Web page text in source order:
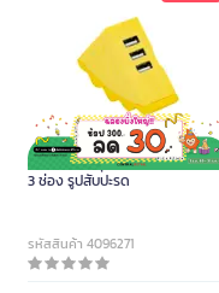
ME.STYLE อุปกรณ์ต่อพ่วง USB
3 ช่อง รูปสับปะรด
รหัสสินค้า 4096271